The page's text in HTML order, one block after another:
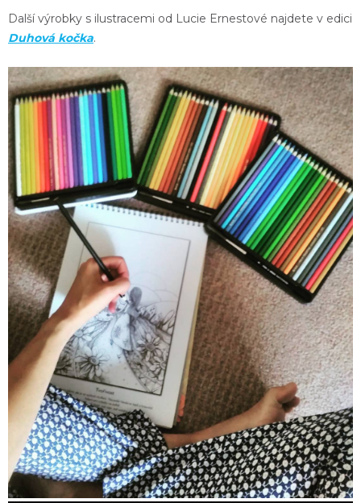
Další výrobky s ilustracemi od Lucie Ernestové najdete v edici
Duhová kočka.